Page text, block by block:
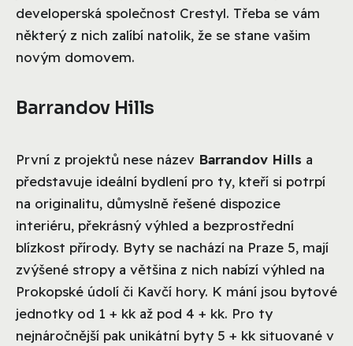
developerská společnost Crestyl. Třeba se vám
některý z nich zalíbí natolik, že se stane vašim
novým domovem.
Barrandov Hills
První z projektů nese název Barrandov Hills a
představuje ideální bydlení pro ty, kteří si potrpí
na originalitu, důmyslně řešené dispozice
interiéru, překrásný výhled a bezprostřední
blízkost přírody. Byty se nachází na Praze 5, mají
zvýšené stropy a většina z nich nabízí výhled na
Prokopské údolí či Kavčí hory. K mání jsou bytové
jednotky od 1 + kk až pod 4 + kk. Pro ty
nejnáročnější pak unikátní byty 5 + kk situované v